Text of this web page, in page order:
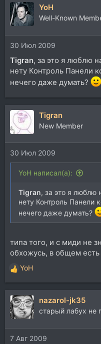
к
ц
и
и
:
YoH
Well-Known
30 Июл 2009
Tigran, за это я люблю
нету Контроль Панели
нечего даже думать?
Tigran
New Member
30 Июл 2009
YoH написал(а):
Tigran, за это я люблю
нету Контроль Панели
нечего даже думать?
типа того, и с миди не
обхожусь, в общем
Р
е
а
к
ц
и
и
:
YoH
nazarol-jk35
старый лабух не
7 Авг 2009